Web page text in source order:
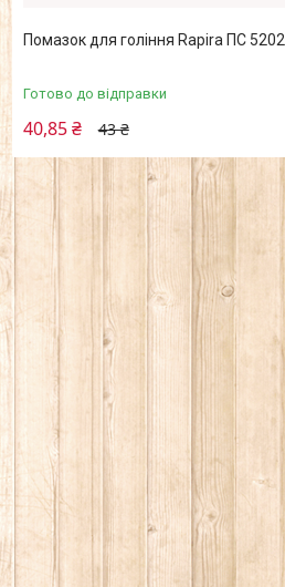
Помазок для гоління Rapira ПС 5202
Готово до відправки
43 ₴
40,85 ₴